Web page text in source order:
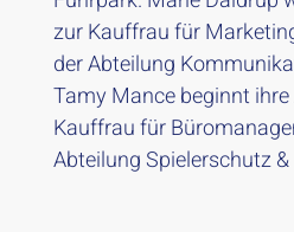
zur Kauffrau für
der Abteilung
Tamy Mance beginnt
Kauffrau für
Abteilung Spielerschutz